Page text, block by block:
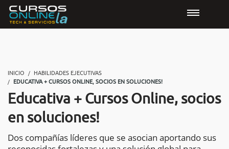
INICIO
HABILIDADES EJECUTIVAS
EDUCATIVA + CURSOS ONLINE, SOCIOS EN SOLUCIONES!
Educativa + Cursos Online, socios
en soluciones!
Dos compañías líderes que se asocian aportando sus